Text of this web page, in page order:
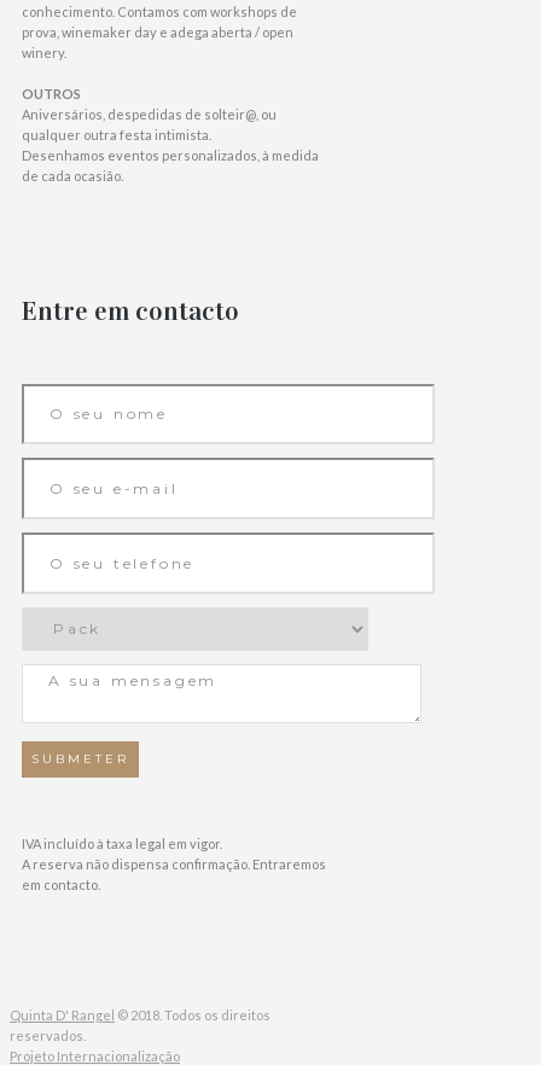
conhecimento. Contamos com workshops de
prova, winemaker day e adega aberta / open
winery.
OUTROS
Aniversários, despedidas de solteir@, ou
qualquer outra festa intimista.
Desenhamos eventos personalizados, à medida
de cada ocasião.
Entre em contacto
IVA incluído à taxa legal em vigor.
A reserva não dispensa confirmação. Entraremos
em contacto.
Quinta D' Rangel © 2018. Todos os direitos
reservados.
Projeto Internacionalização